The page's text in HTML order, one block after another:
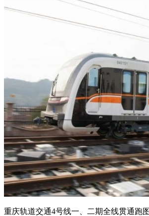
重庆轨道交通4号线一、二期全线贯通跑